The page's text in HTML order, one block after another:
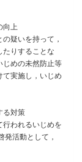
向上
疑いを持って，
りすることな
じめの未然防止等
実施し，いじめ
る対策
われるいじめを
活動として，